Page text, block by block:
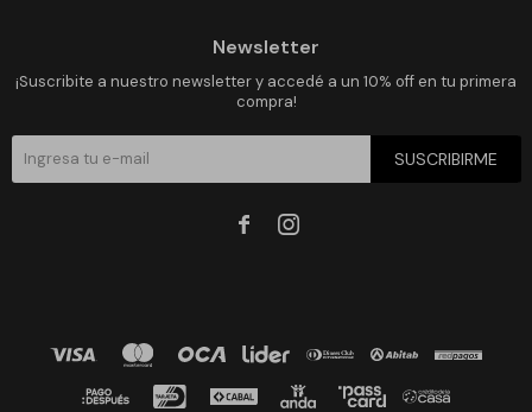
Newsletter
¡Suscribite a nuestro newsletter y accedé a un 10% off en tu primera
compra!
SUSCRIBIRME
 